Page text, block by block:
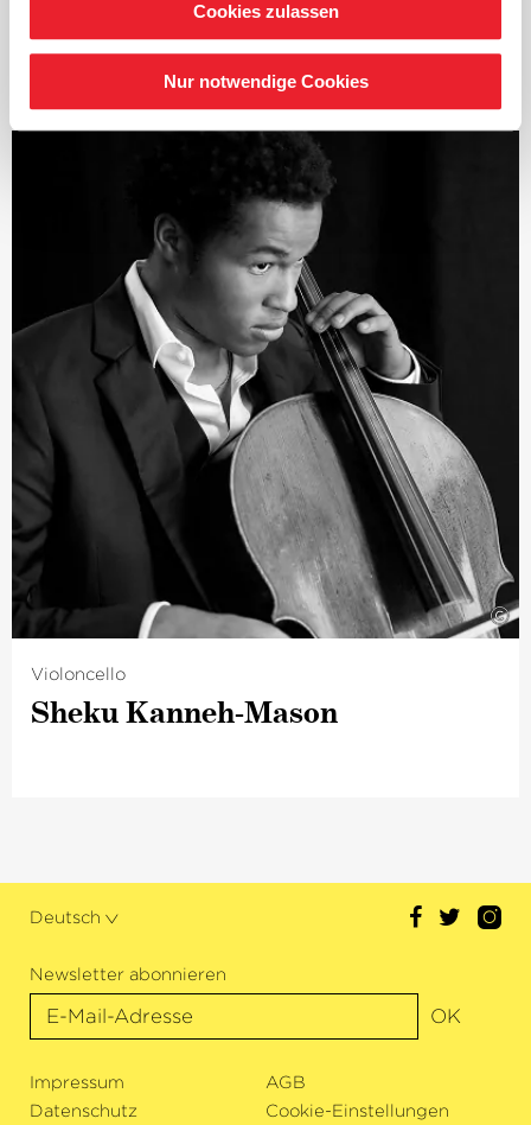
Cookies zulassen
Nur notwendige Cookies
aufgenommen und gab im darauffolgenden Jahr ihr
Operndebüt mit›La Traviata‹in Osnabrück.
auf sich aufmerksam, als sie bei den Salzburger
Festspielen mit dem begehrten ›Salzburg Festival Young
Conductors Award‹ ausgezeichnet wurde.
Zur Spielzeit 2014/15 wurde Mirga Gražinytė-Tyla vom
Los Angeles Philharmonic als Assistant Conductor
verpflichtet und nach überwältigendem Zuspruch von
Orchester wie Publikum zum Associate Conductor
befördert. In der Saison 2015/16 übernahm sie die
Position der Musikdirektorin des Salzburger
Landestheaters. Darüber hinaus hat die Litauerin
zahlreiche Einladungen internationaler Orchester
angenommen und Opern in Bern, Heidelberg, Salzburg
sowie in Berlin dirigiert. Seit Beginn der Saison 2016/17
ist Mirga Gražinytė-Tyla Musikdirektorin des City of
Birmingham Symphony Orchestra, wo sie in der
Nachfolge von Dirigenten wie Sir Simon Rattle, Sakari
Oramo und Andris Nelsons steht.
©
Violoncello
Sheku Kanneh-Mason
Deutsch
Newsletter abonnieren
OK
Impressum
AGB
Datenschutz
Cookie-Einstellungen